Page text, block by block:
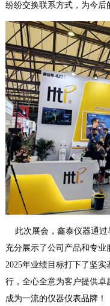
纷纷交换联系方式，为今后
此次展会，鑫泰仪器通
充分展示了公司产品和专
2025年业绩目标打下了坚
行，全心全意为客户提供卓
成为一流的仪器仪表品牌！